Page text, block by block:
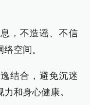
，不造谣、不信
空间。
结合，避免沉迷
和身心健康。